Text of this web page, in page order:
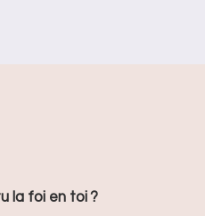
la foi en toi ?